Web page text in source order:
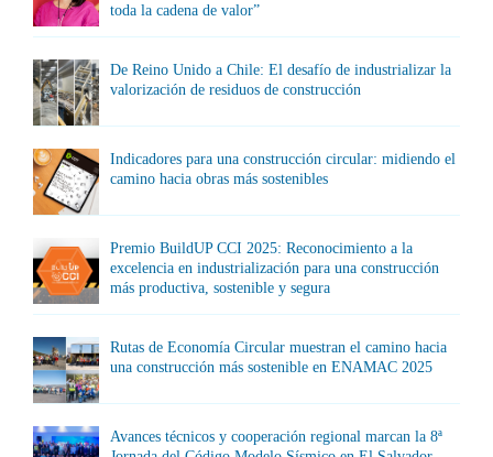
toda la cadena de valor”
De Reino Unido a Chile: El desafío de industrializar la
valorización de residuos de construcción
Indicadores para una construcción circular: midiendo el
camino hacia obras más sostenibles
Premio BuildUP CCI 2025: Reconocimiento a la
excelencia en industrialización para una construcción
más productiva, sostenible y segura
Rutas de Economía Circular muestran el camino hacia
una construcción más sostenible en ENAMAC 2025
Avances técnicos y cooperación regional marcan la 8ª